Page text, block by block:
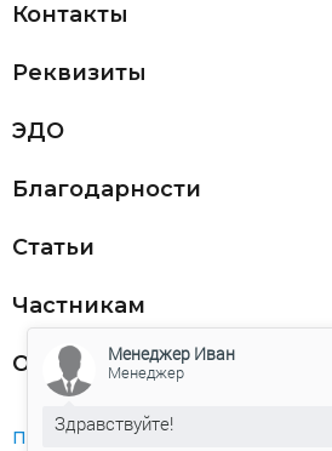
Контакты
Реквизиты
ЭДО
Благодарности
Статьи
Частникам
Оферта
Понедельник:
Менеджер Иван
Менеджер
Здравствуйте!